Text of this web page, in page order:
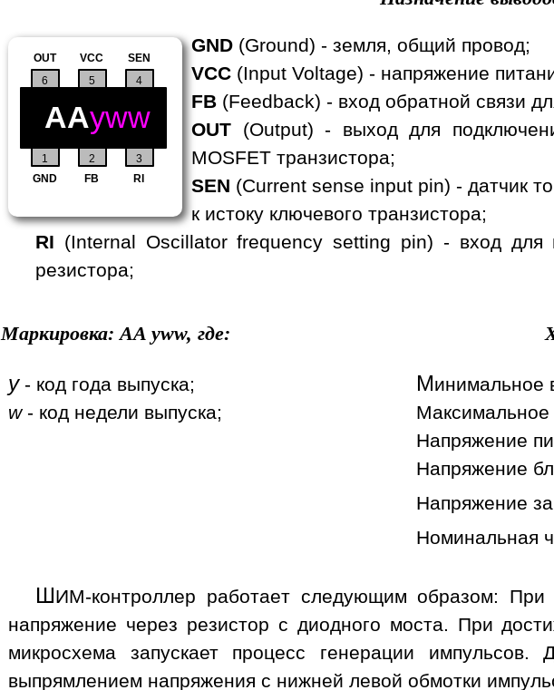
1 2 3
4
GND FB RI
SEN
VCC
5
6
OUT
AAyww
GND (Ground) - земля, общий провод;
VCC (Input Voltage) - напряжение
FB (Feedback) - вход обратной связи
OUT (Output) - выход для
MOSFET транзистора;
SEN (Current sense input pin) - датчик
к истоку ключевого транзистора;
RI (Internal Oscillator frequency setting pin) - вход для
резистора;
Маркировка:AA yww, где:
y- код года выпуска;
w- код недели выпуска;
Минимальное
Максимальное
Напряжение
Напряжение
Напряжение
Номинальная
ШИМ-контроллер работает следующим образом: При
напряжение через резистор с диодного моста. При
микросхема запускает процесс генерации импульсов.
выпрямлением напряжения с нижней левой обмотки